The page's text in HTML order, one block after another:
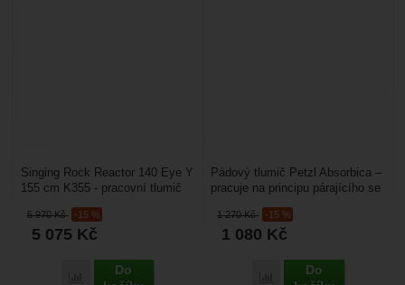
5 970Kč -15 %
5 075 Kč
Porovnat
Do
Singing Rock Reactor 140 Eye Y
155 cm K355 - pracovní tlumič
párajícího se...
1 270Kč -15 %
1 080 Kč
Porovnat
Do
Pádový tlumič Petzl Absorbica –
pracuje na principu párajícího se
pracovníky,...